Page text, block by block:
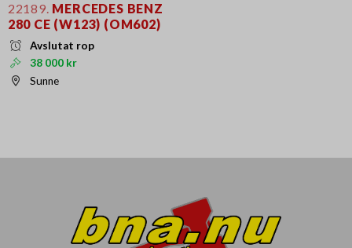
22189. MERCEDES BENZ
280 CE (W123) (OM602)
Avslutat rop
38 000 kr
Sunne